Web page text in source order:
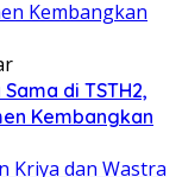
di TSTH2,
Kembangkan